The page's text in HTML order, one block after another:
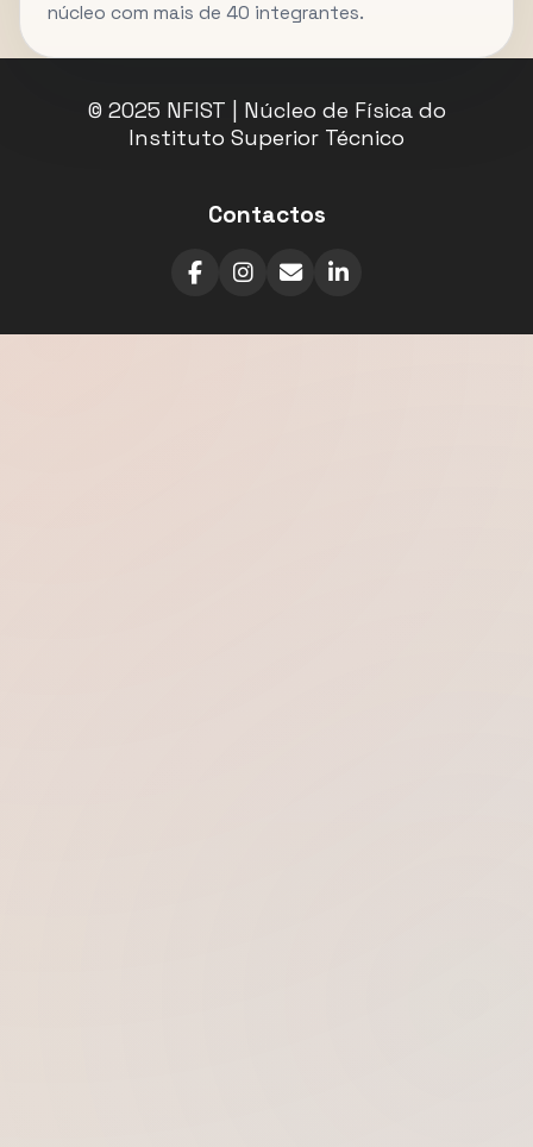
núcleo com mais de 40 integrantes.
© 2025 NFIST | Núcleo de Física do
Instituto Superior Técnico
Contactos